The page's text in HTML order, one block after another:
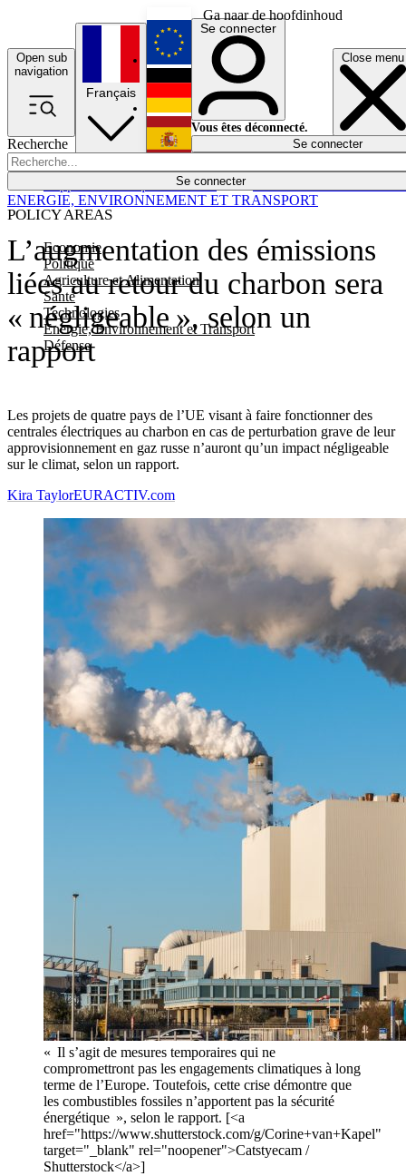
Ga naar de hoofdinhoud
Open sub
navigation
Close menu
Recherche
Se connecter
POLICY AREAS
Economie
Politique
Agriculture et Alimentation
Santé
Technologies
Energie, Environnement et Transport
Défense
Économie
Français
English
Deutsch
Español
Se connecter
Vous êtes déconnecté.
Se connecter
L’augmentation des émissions
liées au retour du charbon sera
« négligeable », selon un
rapport
Les projets de quatre pays de l’UE visant à faire fonctionner des
centrales électriques au charbon en cas de perturbation grave de leur
approvisionnement en gaz russe n’auront qu’un impact négligeable
sur le climat, selon un rapport.
ENERGIE, ENVIRONNEMENT ET TRANSPORT
Kira TaylorEURACTIV.com
« Il s’agit de mesures temporaires qui ne
compromettront pas les engagements climatiques à long
terme de l’Europe. Toutefois, cette crise démontre que
les combustibles fossiles n’apportent pas la sécurité
énergétique », selon le rapport. [<a
href="https://www.shutterstock.com/g/Corine+van+Kapel"
target="_blank" rel="noopener">Catstyecam /
Shutterstock</a>]